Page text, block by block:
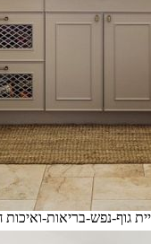
בהיקפי
שהרחיבו את
בבתיהם או בסביבתם
העולם הוליסטי
האדם ואלה הם אבני
גוף-נפש-בריאות-